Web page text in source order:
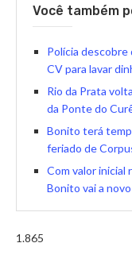
Você também
Polícia descobre
CV para lavar
Rio da Prata
da Ponte do
Bonito terá
feriado de
Com valor inicial
Bonito vai a
1.865